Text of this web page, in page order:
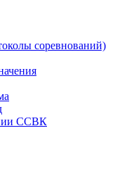
соревнований)
ССВК